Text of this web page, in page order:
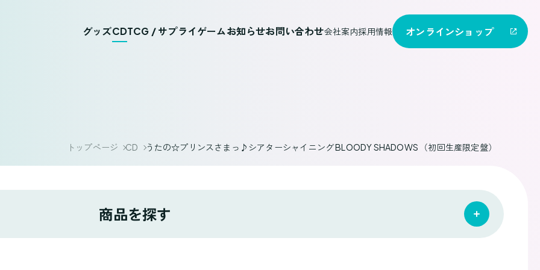
グッズCDTCG / サプライゲームお知らせお問い合わせ会社案内採用情報 オンラインショップ
トップページ CD うたの☆プリンスさまっ♪シアターシャイニング BLOODY SHADOWS （初回生産限定盤）
商品を探す